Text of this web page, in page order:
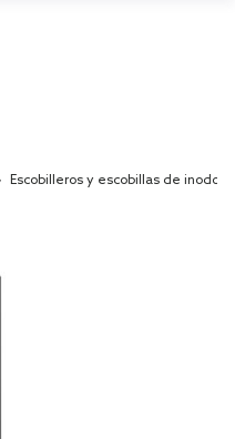
Escobilleros y escobillas de inodoro